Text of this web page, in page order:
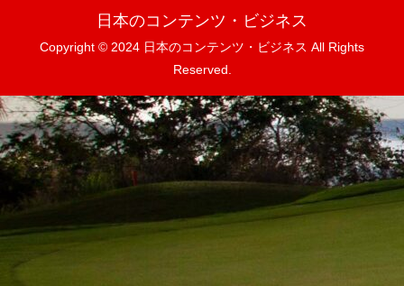
日本のコンテンツ・ビジネス
Copyright © 2024 日本のコンテンツ・ビジネス All Rights
Reserved.